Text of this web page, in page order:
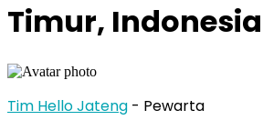
Timur, Indonesia
Tim Hello Jateng - Pewarta